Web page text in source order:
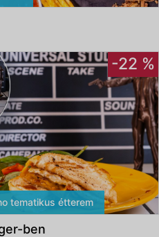
-22 %
tematikus étterem
ben